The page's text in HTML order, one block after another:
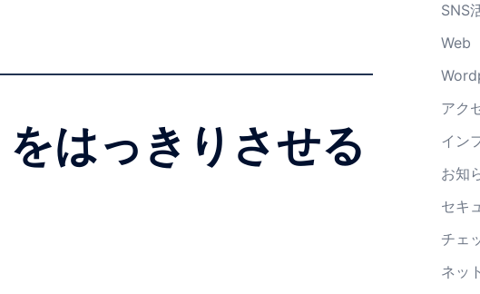
はっきりさせる
SNS
Web
アク
イン
お知
セキ
チェ
ネッ